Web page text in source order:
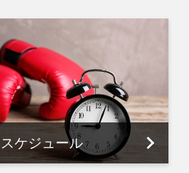
スケジュール